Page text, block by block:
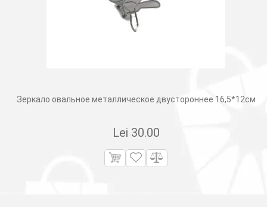
Зеркало овальное металлическое двустороннее 16,5*12см
Lei 30.00